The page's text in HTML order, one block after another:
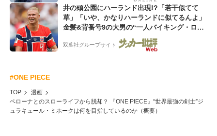
井の頭公園にハーランド出現!?「若干似てて
草」「いや、かなりハーランドに似てるんよ」
金髪&背番号9の大男の“一人バイキング・ロ
ー”映像が話題!「元気をもらった」
双葉社グループサイト
#ONE PIECE
TOP
漫画
ペローナとのスローライフから脱却？ 『ONE PIECE』“世界最強の剣士”ジ
ュラキュール・ミホークは何を目指しているのか（概要）